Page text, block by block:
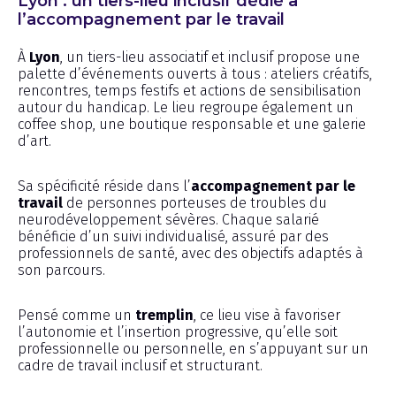
l’accompagnement par le travail
À Lyon , un tiers-lieu associatif et inclusif propose une
palette d’événements ouverts à tous : ateliers créatifs,
rencontres, temps festifs et actions de sensibilisation
autour du handicap. Le lieu regroupe également un
coffee shop, une boutique responsable et une galerie
d’art.
Sa spécificité réside dans l’accompagnement par le
travail de personnes porteuses de troubles du
neurodéveloppement sévères. Chaque salarié
bénéficie d’un suivi individualisé, assuré par des
professionnels de santé, avec des objectifs adaptés à
son parcours.
Pensé comme un tremplin , ce lieu vise à favoriser
l’autonomie et l’insertion progressive, qu’elle soit
professionnelle ou personnelle, en s’appuyant sur un
cadre de travail inclusif et structurant.